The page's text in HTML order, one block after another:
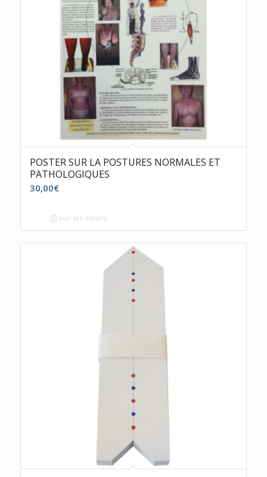
POSTER SUR LA POSTURES NORMALES ET
PATHOLOGIQUES
30,00€
Voir les détails